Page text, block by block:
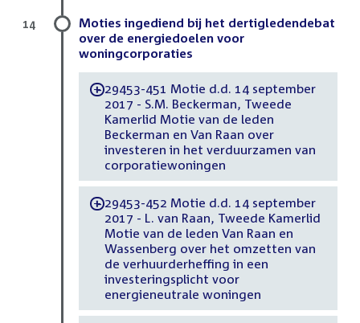
Moties ingediend bij het dertigledendebat
over de energiedoelen voor
woningcorporaties
-29453-451 Motie d.d. 14 september
2017 - S.M. Beckerman, Tweede
Kamerlid Motie van de leden
Beckerman en Van Raan over
investeren in het verduurzamen van
corporatiewoningen
-29453-452 Motie d.d. 14 september
2017 - L. van Raan, Tweede Kamerlid
Motie van de leden Van Raan en
Wassenberg over het omzetten van
de verhuurderheffing in een
investeringsplicht voor
energieneutrale woningen
14